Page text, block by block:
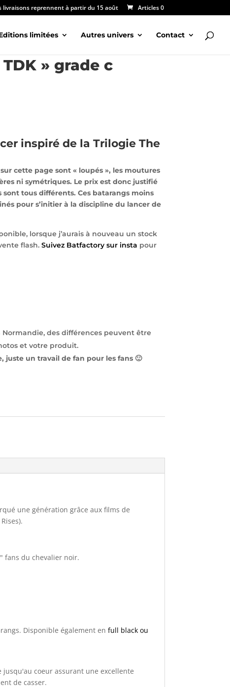
reprennent à partir du 15 août Articles 0
limitées Autres univers Contact
» grade c
inspiré de la Trilogie The
cette page sont « loupés », les moutures
ni symétriques. Le prix est donc justifié
tous différents. Ces batarangs moins
pour s’initier à la discipline du lancer de
lorsque j’aurais à nouveau un stock
flash. Suivez Batfactory sur insta pour
des différences peuvent être
et votre produit.
juste un travail de fan pour les fans 🙂
une génération grâce aux films de
fans du chevalier noir.
Disponible également en full black ou
coeur assurant une excellente
de casser.